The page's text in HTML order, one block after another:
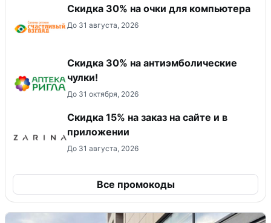
Скидка 30% на очки для компьютера
До 31 августа, 2026
Скидка 30% на антиэмболические
чулки!
До 31 октября, 2026
Скидка 15% на заказ на сайте и в
приложении
До 31 августа, 2026
Все промокоды